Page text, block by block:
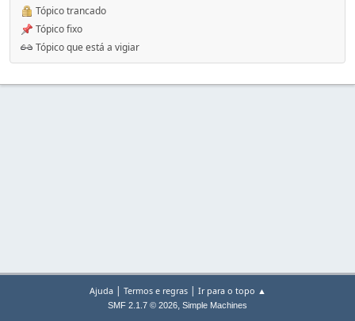
Tópico trancado
Tópico fixo
Tópico que está a vigiar
Ajuda| Termos e regras| Ir para o topo ▲
SMF 2.1.7 © 2026, Simple Machines